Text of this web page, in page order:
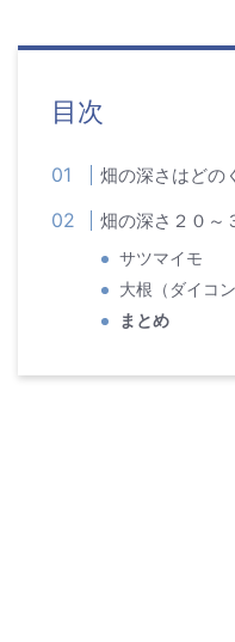
目次
畑の深さはどの
畑の深さ２０～
サツマイモ
大根（ダイコン
まとめ